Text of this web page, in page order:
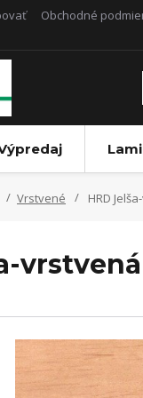
Obchodné
Vrstvené HRD